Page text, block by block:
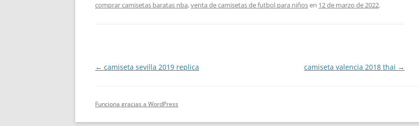
comprar camisetas baratas nba,venta de camisetas de futbol para niñosen 12 de marzo de 2022.
Navegación
← camiseta sevilla 2019 replica camiseta valencia 2018 thai →
Funciona gracias a WordPress